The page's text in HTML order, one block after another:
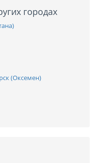
городах
(Оксемен)